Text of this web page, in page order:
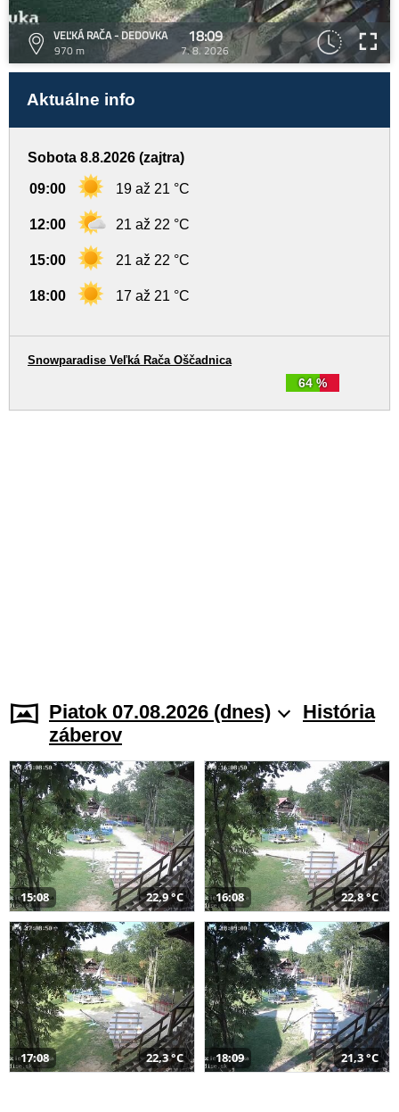
VEĽKÁ RAČA - DEDOVKA
970 m
18:09
7. 8. 2026
Aktuálne info
Sobota 8.8.2026 (zajtra)
09:00 19 až 21 °C
12:00 21 až 22 °C
15:00 21 až 22 °C
18:00 17 až 21 °C
64 %
Snowparadise Veľká Rača Oščadnica
Piatok 07.08.2026 (dnes)
História
záberov
15:08 22,9 °C 16:08 22,8 °C
17:08 22,3 °C 18:09 21,3 °C